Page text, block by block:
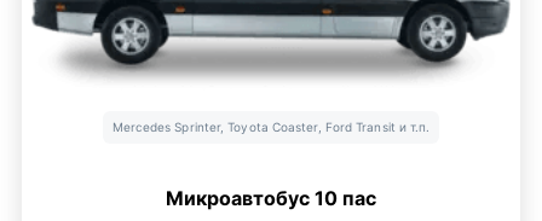
Mercedes Sprinter, Toyota Coaster, Ford Transit и т.п.
Микроавтобус 10 пас